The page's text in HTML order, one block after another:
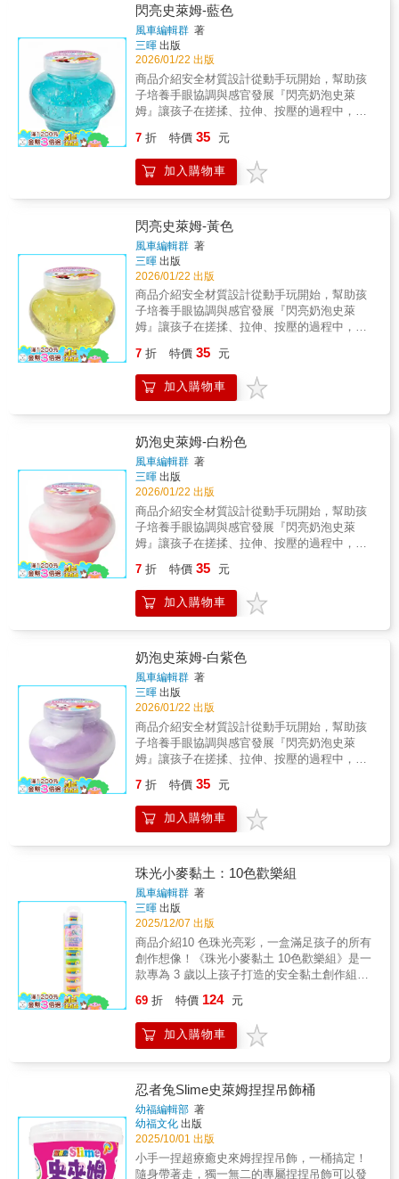
放鬆體驗柔軟的觸感能幫助孩子放鬆情緒，提
升專注力，適合靜態遊戲與親子互動。 安心
安全設計通過 ST 玩具安全檢驗，材質安全無
虞，讓孩子玩得開心，家長更放心。商品功能•
感官刺激｜透過揉捏、拉伸訓練觸覺與手部感
知• 手眼協調｜提升手部控制力與操作穩定度•
情緒舒緩｜舒壓療癒，幫助孩子放鬆心情• 創意
動｜適合親子一起玩，增加互動時光
化」等基礎概念，讓學習融入日常玩樂之中。
本產品貼心設計 兩種不同觸感的史萊姆，滿足
孩子多元的遊戲體驗：『閃亮史萊姆』質地柔
軟、好塑形，適合捏、揉、壓，幫助訓練手部
力量與操作穩定度；『奶泡史萊姆』為 高含水
量史萊姆，延展性佳、拉伸感明顯，觸感滑
順，適合體驗拉長、變形的趣味，帶來更豐富
的感官刺激。 本產品通過 ST 玩具安全檢驗，
符合相關安全規範，材質安心無虞，適合兒童
的環境中進行感官探索與創意遊戲。商品特色
感官發展訓練刺激觸覺發展，幫助培養手部控
制與感覺統合能力。 激發想像力可自由變化
造型，在遊戲中培養想像力與創作力。 舒壓
放鬆體驗柔軟的觸感能幫助孩子放鬆情緒，提
升專注力，適合靜態遊戲與親子互動。 安心
安全設計通過 ST 玩具安全檢驗，材質安全無
虞，讓孩子玩得開心，家長更放心。商品功能•
感官刺激｜透過揉捏、拉伸訓練觸覺與手部感
知• 手眼協調｜提升手部控制力與操作穩定度•
情緒舒緩｜舒壓療癒，幫助孩子放鬆心情• 創意
發揮｜自由變形，培養想像力與創造力• 親子互
動｜適合親子一起玩，增加互動時光
閃亮史萊姆-藍色
風車編輯群 著
三暉 出版
2026/01/22 出版
商品介紹安全材質設計從動手玩開始，幫助孩
子培養手眼協調與感官發展『閃亮奶泡史萊
姆』讓孩子在搓揉、拉伸、按壓的過程中，感
僅能提升手部肌肉發展與手眼協調能力，也能
幫助孩子在遊戲中培養專注力與耐心。史萊姆
的可塑性高，能自由變換形狀，鼓勵孩子發揮
化」等基礎概念，讓學習融入日常玩樂之中。
本產品貼心設計 兩種不同觸感的史萊姆，滿足
孩子多元的遊戲體驗：『閃亮史萊姆』質地柔
軟、好塑形，適合捏、揉、壓，幫助訓練手部
力量與操作穩定度；『奶泡史萊姆』為 高含水
量史萊姆，延展性佳、拉伸感明顯，觸感滑
順，適合體驗拉長、變形的趣味，帶來更豐富
的感官刺激。 本產品通過 ST 玩具安全檢驗，
符合相關安全規範，材質安心無虞，適合兒童
的環境中進行感官探索與創意遊戲。商品特色
感官發展訓練刺激觸覺發展，幫助培養手部控
制與感覺統合能力。 激發想像力可自由變化
造型，在遊戲中培養想像力與創作力。 舒壓
放鬆體驗柔軟的觸感能幫助孩子放鬆情緒，提
升專注力，適合靜態遊戲與親子互動。 安心
安全設計通過 ST 玩具安全檢驗，材質安全無
虞，讓孩子玩得開心，家長更放心。商品功能•
感官刺激｜透過揉捏、拉伸訓練觸覺與手部感
知• 手眼協調｜提升手部控制力與操作穩定度•
情緒舒緩｜舒壓療癒，幫助孩子放鬆心情• 創意
發揮｜自由變形，培養想像力與創造力• 親子互
動｜適合親子一起玩，增加互動時光
7 折 特價 35 元
加入購物車
閃亮史萊姆-黃色
風車編輯群 著
三暉 出版
2026/01/22 出版
商品介紹安全材質設計從動手玩開始，幫助孩
子培養手眼協調與感官發展『閃亮奶泡史萊
姆』讓孩子在搓揉、拉伸、按壓的過程中，感
僅能提升手部肌肉發展與手眼協調能力，也能
幫助孩子在遊戲中培養專注力與耐心。史萊姆
的可塑性高，能自由變換形狀，鼓勵孩子發揮
化」等基礎概念，讓學習融入日常玩樂之中。
本產品貼心設計 兩種不同觸感的史萊姆，滿足
孩子多元的遊戲體驗：『閃亮史萊姆』質地柔
軟、好塑形，適合捏、揉、壓，幫助訓練手部
力量與操作穩定度；『奶泡史萊姆』為 高含水
量史萊姆，延展性佳、拉伸感明顯，觸感滑
順，適合體驗拉長、變形的趣味，帶來更豐富
的感官刺激。 本產品通過 ST 玩具安全檢驗，
符合相關安全規範，材質安心無虞，適合兒童
的環境中進行感官探索與創意遊戲。商品特色
感官發展訓練刺激觸覺發展，幫助培養手部控
制與感覺統合能力。 激發想像力可自由變化
造型，在遊戲中培養想像力與創作力。 舒壓
放鬆體驗柔軟的觸感能幫助孩子放鬆情緒，提
升專注力，適合靜態遊戲與親子互動。 安心
安全設計通過 ST 玩具安全檢驗，材質安全無
虞，讓孩子玩得開心，家長更放心。商品功能•
感官刺激｜透過揉捏、拉伸訓練觸覺與手部感
知• 手眼協調｜提升手部控制力與操作穩定度•
情緒舒緩｜舒壓療癒，幫助孩子放鬆心情• 創意
發揮｜自由變形，培養想像力與創造力• 親子互
動｜適合親子一起玩，增加互動時光
7 折 特價 35 元
加入購物車
奶泡史萊姆-白粉色
風車編輯群 著
三暉 出版
2026/01/22 出版
商品介紹安全材質設計從動手玩開始，幫助孩
子培養手眼協調與感官發展『閃亮奶泡史萊
姆』讓孩子在搓揉、拉伸、按壓的過程中，感
僅能提升手部肌肉發展與手眼協調能力，也能
幫助孩子在遊戲中培養專注力與耐心。史萊姆
的可塑性高，能自由變換形狀，鼓勵孩子發揮
化」等基礎概念，讓學習融入日常玩樂之中。
本產品貼心設計 兩種不同觸感的史萊姆，滿足
孩子多元的遊戲體驗：『閃亮史萊姆』質地柔
軟、好塑形，適合捏、揉、壓，幫助訓練手部
力量與操作穩定度；『奶泡史萊姆』為 高含水
量史萊姆，延展性佳、拉伸感明顯，觸感滑
順，適合體驗拉長、變形的趣味，帶來更豐富
的感官刺激。 本產品通過 ST 玩具安全檢驗，
符合相關安全規範，材質安心無虞，適合兒童
的環境中進行感官探索與創意遊戲。商品特色
感官發展訓練刺激觸覺發展，幫助培養手部控
制與感覺統合能力。 激發想像力可自由變化
造型，在遊戲中培養想像力與創作力。 舒壓
放鬆體驗柔軟的觸感能幫助孩子放鬆情緒，提
升專注力，適合靜態遊戲與親子互動。 安心
安全設計通過 ST 玩具安全檢驗，材質安全無
虞，讓孩子玩得開心，家長更放心。商品功能•
感官刺激｜透過揉捏、拉伸訓練觸覺與手部感
知• 手眼協調｜提升手部控制力與操作穩定度•
情緒舒緩｜舒壓療癒，幫助孩子放鬆心情• 創意
發揮｜自由變形，培養想像力與創造力• 親子互
動｜適合親子一起玩，增加互動時光
7 折 特價 35 元
加入購物車
奶泡史萊姆-白紫色
風車編輯群 著
三暉 出版
2026/01/22 出版
商品介紹安全材質設計從動手玩開始，幫助孩
子培養手眼協調與感官發展『閃亮奶泡史萊
姆』讓孩子在搓揉、拉伸、按壓的過程中，感
僅能提升手部肌肉發展與手眼協調能力，也能
幫助孩子在遊戲中培養專注力與耐心。史萊姆
的可塑性高，能自由變換形狀，鼓勵孩子發揮
化」等基礎概念，讓學習融入日常玩樂之中。
本產品貼心設計 兩種不同觸感的史萊姆，滿足
孩子多元的遊戲體驗：『閃亮史萊姆』質地柔
軟、好塑形，適合捏、揉、壓，幫助訓練手部
力量與操作穩定度；『奶泡史萊姆』為 高含水
量史萊姆，延展性佳、拉伸感明顯，觸感滑
順，適合體驗拉長、變形的趣味，帶來更豐富
的感官刺激。 本產品通過 ST 玩具安全檢驗，
符合相關安全規範，材質安心無虞，適合兒童
的環境中進行感官探索與創意遊戲。商品特色
感官發展訓練刺激觸覺發展，幫助培養手部控
制與感覺統合能力。 激發想像力可自由變化
放鬆體驗柔軟的觸感能幫助孩子放鬆情緒，提
升專注力，適合靜態遊戲與親子互動。 安心
安全設計通過 ST 玩具安全檢驗，材質安全無
虞，讓孩子玩得開心，家長更放心。商品功能•
感官刺激｜透過揉捏、拉伸訓練觸覺與手部感
知• 手眼協調｜提升手部控制力與操作穩定度•
7 折 特價 35 元
加入購物車
珠光小麥黏土：10色歡樂組
風車編輯群 著
三暉 出版
2025/12/07 出版
商品介紹10 色珠光亮彩，一盒滿足孩子的所有
創作想像！《珠光小麥黏土 10色歡樂組》是一
款專為 3 歲以上孩子打造的安全黏土創作組，
佳，小手輕輕一捏即可塑形，讓孩子輕鬆把想
像變成可愛作品。本組合內含 10 色珠光亮彩黏
土，每一款都帶有微微閃爍的珍珠光效果，讓
立罐裝設計，顏色分明不混染，乾淨衛生，外
出攜帶也超方便。搭配 FOOD 超人可愛包裝，
讓孩子一拿到就愛不釋手，開心投入創作遊
戲。不管是在家、幼兒園、才藝課、親子活
動，這套黏土都是激發孩子創造力與想像力的
最佳玩伴，陪孩子一起捏出繽紛的快樂小天
69 折 特價 124 元
加入購物車
忍者兔Slime史萊姆捏捏吊飾桶
幼福編輯部 著
幼福文化 出版
2025/10/01 出版
小手一捏超療癒史來姆捏捏吊飾，一桶搞定！
隨身帶著走，獨一無二的專屬捏捏吊飾可以發